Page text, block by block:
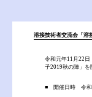
溶接技術者交流会「溶
令和元年11月22日
子2019秋の陣」を
■ 開催日時 令和